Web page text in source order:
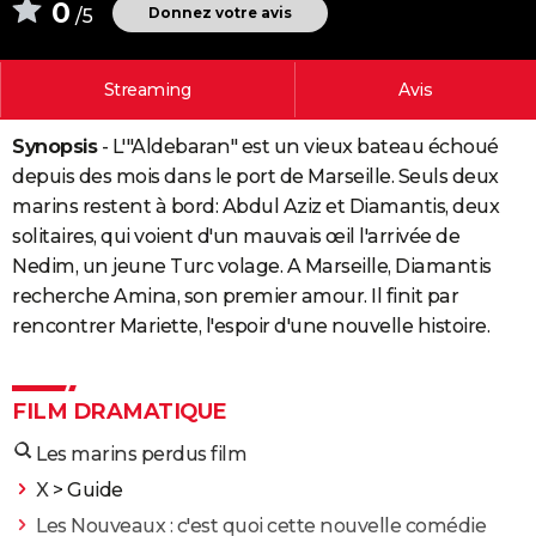
Destinations
City break
Voyage nature
Voyage de noces
Forum
Climat
+PHOTO
BONS PLANS
CARTE DE VOEUX
Carte de Noël
Carte Bonne année
Carte Saint-Valentin
Carte Pâques
Carte d'anniversaire
Dictionnaire
Biographies
Citations
Expressions
Proverbes
PROGRAMME TV
COPAINS D'AVANT
FORUM
Bricolage
Lifestyle
Culture
Sport
Auto
Television
Voyage
Cinema
0 /5 Donnez votre avis
Streaming Avis
Synopsis- L'"Aldebaran" est un vieux bateau échoué
depuis des mois dans le port de Marseille. Seuls deux
marins restent à bord: Abdul Aziz et Diamantis, deux
solitaires, qui voient d'un mauvais œil l'arrivée de
Nedim, un jeune Turc volage. A Marseille, Diamantis
recherche Amina, son premier amour. Il finit par
rencontrer Mariette, l'espoir d'une nouvelle histoire.
FILM DRAMATIQUE
Les marins perdus film
X > Guide
Les Nouveaux : c'est quoi cette nouvelle comédie